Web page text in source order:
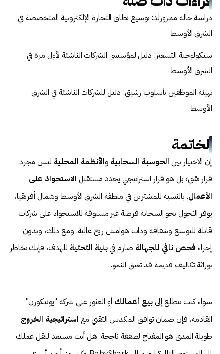
دراسة حالة ممزورلد: توسيع نطاق التجارة الإلكترونية المتخصصة في
الشرق الأوسط
سيكولوجية التسعير: دليل لمؤسسي الشركات الناشئة لأول مرة في
الشرق الأوسط
تهيئة الموظفين بأسلوب رشيق: دليل للشركات الناشئة في الشرق
الأوسط
الخاتمة
إن الاختيار بين الحوسبة السحابية والأنظمة المحلية ليس مجرد
قرار تقني؛ بل هو قرار استراتيجي يحدد مستقبل الاستحواذ على
الأعمال. بالنسبة للمشترين في منطقة الشرق الأوسط وشمال أفريقيا،
يوفر التحول نحو السحابة فرصة غير مسبوقة للاستحواذ على شركات
قابلة للتوسع وشفافة وذات هوامش ربح عالية. ومع ذلك، وبدون
إجراء فحص نافي للجهالة صارم فيبنية التحتية للهدف، فإنك تخاطر
بوراثة تكاليف قديمة قد تعيق النمو.
سواء كنت تتطلع إلىبيع أعمالك أو العثور على شركة "يونيكورن"
القادمة، فإن ضمان توافق المكدس التقني مع استراتيجية الخروج
طويلة المدى هو المفتاح لصفقة ناجحة. هل أنت مستعد لنقل عملك